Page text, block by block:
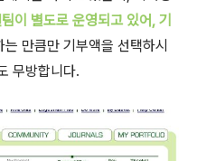
이 별도로 운영되고 있어, 기
만큼만 기부액을 선택하시
무방합니다.